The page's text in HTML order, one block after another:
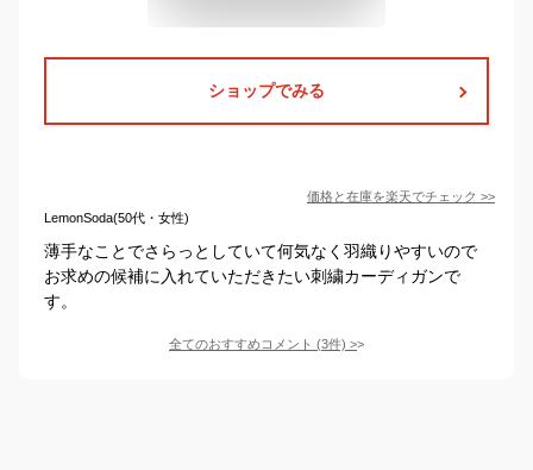
ショップでみる
価格と在庫を楽天でチェック >>
LemonSoda(50代・女性)
薄手なことでさらっとしていて何気なく羽織りやすいので
お求めの候補に入れていただきたい刺繍カーディガンで
す。
全てのおすすめコメント (3件) >